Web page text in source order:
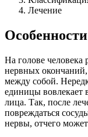
Лечение
На голове человека
нервных
между собой.
единицы вовлекает
лица. Так, после
повреждаться
нервы, отчего